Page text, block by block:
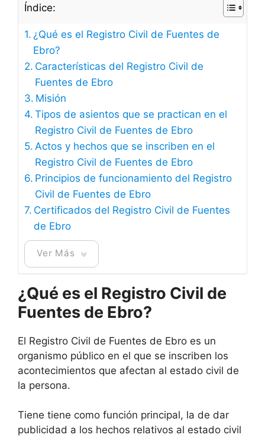
Índice:
¿Qué es el Registro Civil de Fuentes de
Ebro?
Características del Registro Civil de
Fuentes de Ebro
Misión
Tipos de asientos que se practican en el
Registro Civil de Fuentes de Ebro
Actos y hechos que se inscriben en el
Registro Civil de Fuentes de Ebro
Principios de funcionamiento del Registro
Civil de Fuentes de Ebro
Certificados del Registro Civil de Fuentes
de Ebro
Ver Más
¿Qué es el Registro Civil de
Fuentes de Ebro?
El Registro Civil de Fuentes de Ebro es un
organismo público en el que se inscriben los
acontecimientos que afectan al estado civil de
la persona.
Tiene tiene como función principal, la de dar
publicidad a los hechos relativos al estado civil